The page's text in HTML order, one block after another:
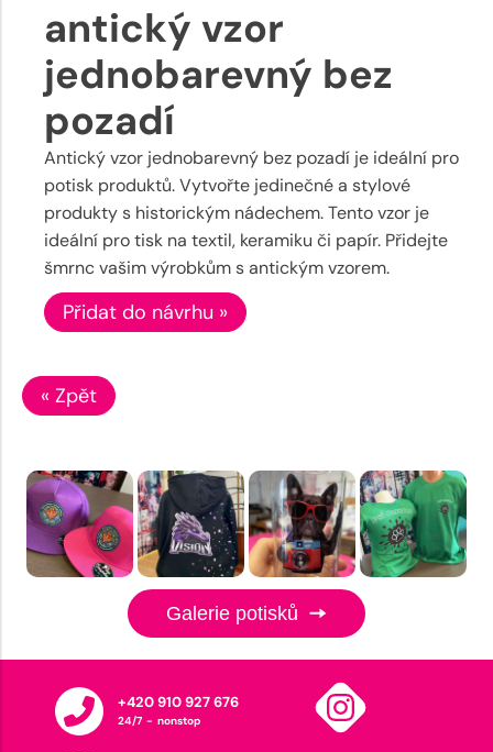
antický vzor
jednobarevný bez
pozadí
Antický vzor jednobarevný bez pozadí je ideální pro
potisk produktů. Vytvořte jedinečné a stylové
produkty s historickým nádechem. Tento vzor je
ideální pro tisk na textil, keramiku či papír. Přidejte
šmrnc vašim výrobkům s antickým vzorem.
Přidat do návrhu »
« Zpět
Galerie potisků
+420 910 927 676
24/7 - nonstop